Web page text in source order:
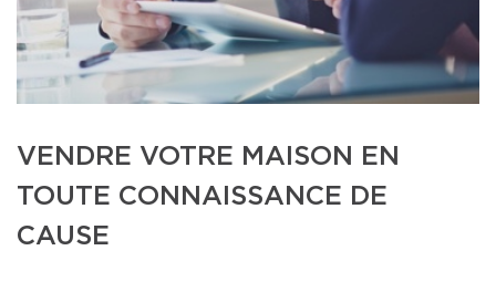
VENDRE VOTRE MAISON EN
TOUTE CONNAISSANCE DE
CAUSE